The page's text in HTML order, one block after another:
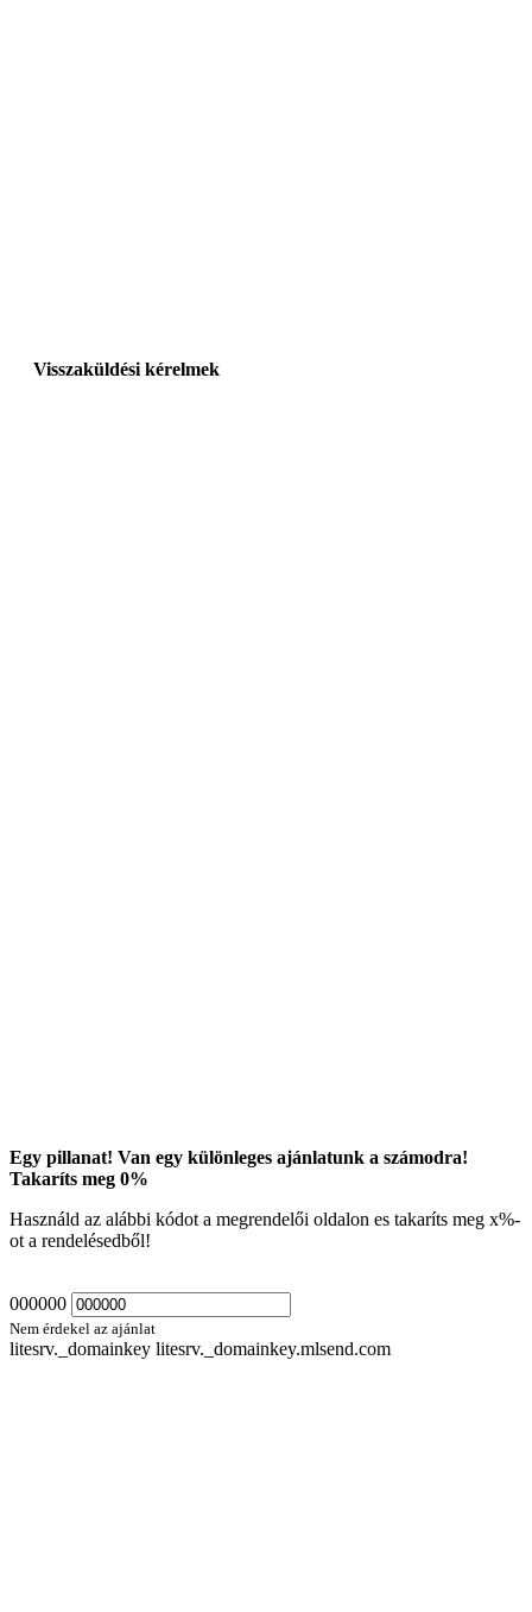
Visszaküldési kérelmek
Egy pillanat! Van egy különleges ajánlatunk a számodra!
Takaríts meg 0%
Használd az alábbi kódot a megrendelői oldalon es takaríts meg x%-
ot a rendelésedből!
000000
Nem érdekel az ajánlat
litesrv._domainkey litesrv._domainkey.mlsend.com